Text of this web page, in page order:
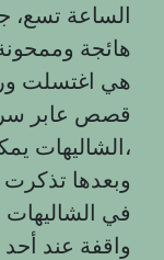
الساعة تسع،
هائجة وممحونة
هي اغتسلت
قصص عابر
الشاليهات
في
واقفة عند